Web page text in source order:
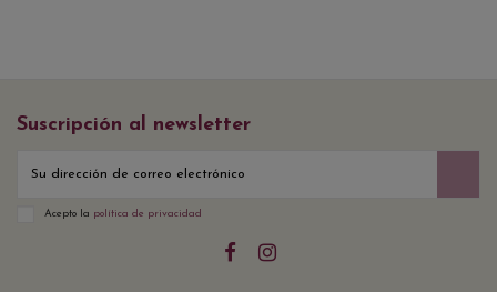
Suscripción al newsletter
Acepto la política de privacidad